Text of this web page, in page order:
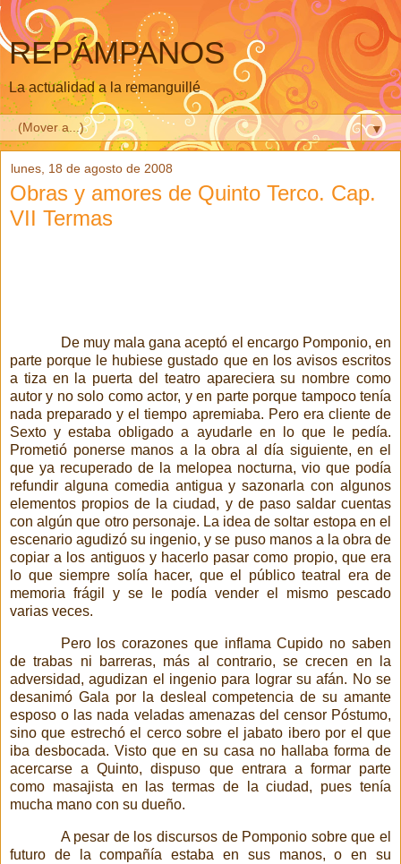
REPÁMPANOS
La actualidad a la remanguillé
▼
lunes, 18 de agosto de 2008
Obras y amores de Quinto Terco. Cap.
VII Termas
De muy mala gana aceptó el encargo Pomponio, en
parte porque le hubiese gustado que en los avisos escritos
a tiza en la puerta del teatro apareciera su nombre como
autor y no solo como actor, y en parte porque tampoco tenía
nada preparado y el tiempo apremiaba. Pero era cliente de
Sexto y estaba obligado a ayudarle en lo que le pedía.
Prometió ponerse manos a la obra al día siguiente, en el
que ya recuperado de la melopea nocturna, vio que podía
refundir alguna comedia antigua y sazonarla con algunos
elementos propios de la ciudad, y de paso saldar cuentas
con algún que otro personaje. La idea de soltar estopa en el
escenario agudizó su ingenio, y se puso manos a la obra de
copiar a los antiguos y hacerlo pasar como propio, que era
lo que siempre solía hacer, que el público teatral era de
memoria frágil y se le podía vender el mismo pescado
varias veces.
Pero los corazones que inflama Cupido no saben
de trabas ni barreras, más al contrario, se crecen en la
adversidad, agudizan el ingenio para lograr su afán. No se
desanimó Gala por la desleal competencia de su amante
esposo o las nada veladas amenazas del censor Póstumo,
sino que estrechó el cerco sobre el jabato ibero por el que
iba desbocada. Visto que en su casa no hallaba forma de
acercarse a Quinto, dispuso que entrara a formar parte
como masajista en las termas de la ciudad, pues tenía
mucha mano con su dueño.
A pesar de los discursos de Pomponio sobre que el
futuro de la compañía estaba en sus manos, o en su